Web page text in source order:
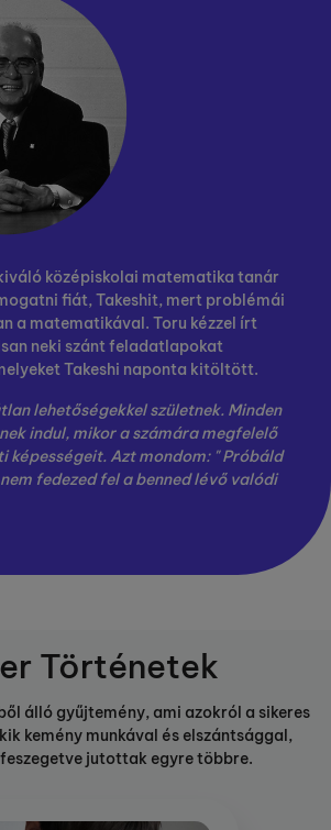
középiskolai matematika tanár
fiát, Takeshit, mert problémái
a matematikával. Toru kézzel írt
neki szánt feladatlapokat
Takeshi naponta kitöltött.
lehetőségekkel születnek. Minden
indul, mikor a számára megfelelő
képességeit. Azt mondom: " Próbáld
fedezed fel a benned lévő valódi
Történetek
álló gyűjtemény, ami azokról a sikeres
kemény munkával és elszántsággal,
jutottak egyre többre.